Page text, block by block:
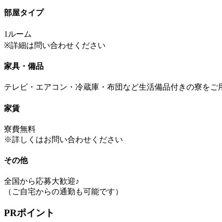
部屋タイプ
1ルーム
※詳細は問い合わせください
家具・備品
テレビ・エアコン・冷蔵庫・布団など生活備品付きの寮をご
家賃
寮費無料
※詳しくはお問い合わせください
その他
全国から応募大歓迎♪
（ご自宅からの通勤も可能です）
PRポイント